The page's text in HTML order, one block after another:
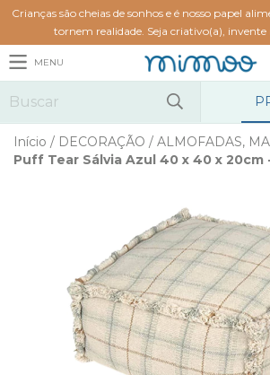
Crianças são cheias de sonhos e é nosso papel
tornem realidade. Seja criativo(a), invente
MENU
Início / DECORAÇÃO / ALMOFADAS,
Puff Tear Sálvia Azul 40 x 40 x 20cm